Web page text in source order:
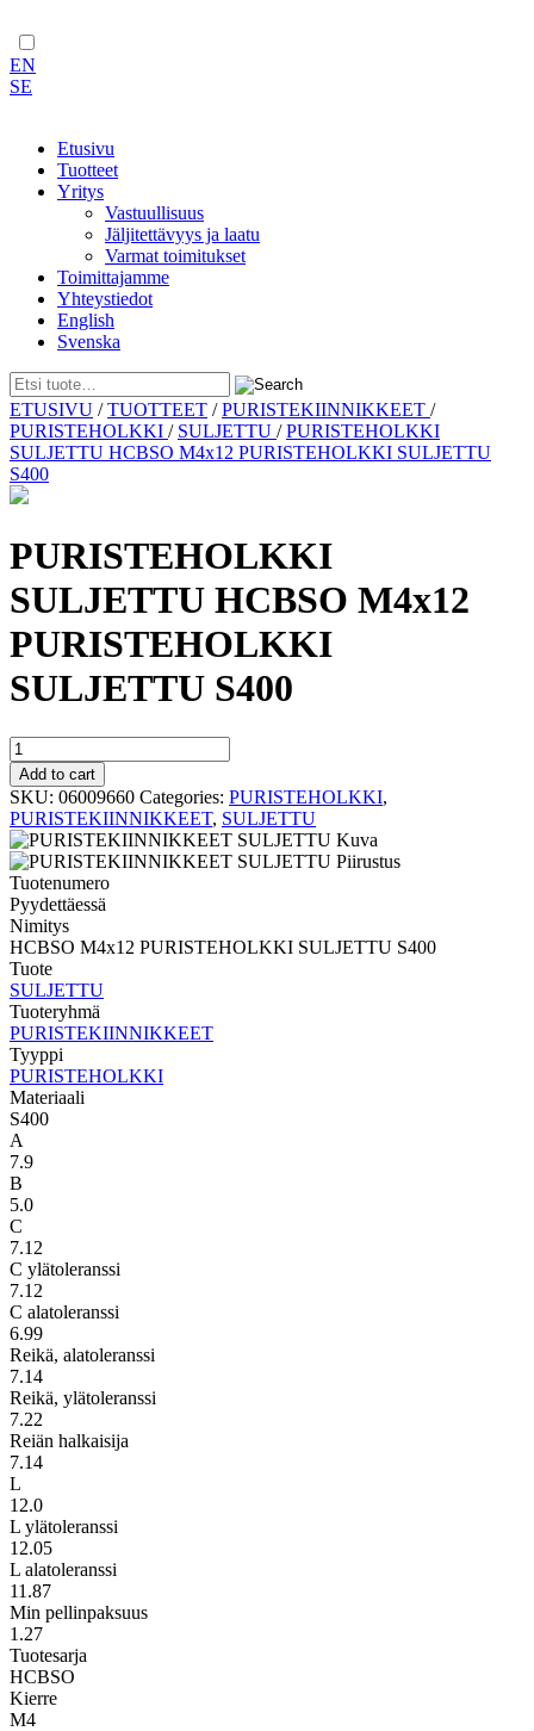
EN
SE
Etusivu
Tuotteet
Yritys
Vastuullisuus
Jäljitettävyys ja laatu
Varmat toimitukset
Toimittajamme
Yhteystiedot
English
Svenska
Skip
to
content
ETUSIVU /TUOTTEET /PURISTEKIINNIKKEET /
PURISTEHOLKKI / SULJETTU /PURISTEHOLKKI
SULJETTU HCBSO M4x12 PURISTEHOLKKI SULJETTU
S400
PURISTEHOLKKI
SULJETTU HCBSO M4x12
PURISTEHOLKKI
SULJETTU S400
PURISTEHOLKKI
SULJETTU
HCBSO
M4x12
PURISTEHOLKKI
SULJETTU
S400
quantity
Add to cart
SKU: 06009660 Categories: PURISTEHOLKKI,
PURISTEKIINNIKKEET, SULJETTU
Tuotenumero
Pyydettäessä
Nimitys
HCBSO M4x12 PURISTEHOLKKI SULJETTU S400
Tuote
SULJETTU
Tuoteryhmä
PURISTEKIINNIKKEET
Tyyppi
PURISTEHOLKKI
Materiaali
S400
A
7.9
B
5.0
C
7.12
C ylätoleranssi
7.12
C alatoleranssi
6.99
Reikä, alatoleranssi
7.14
Reikä, ylätoleranssi
7.22
Reiän halkaisija
7.14
L
12.0
L ylätoleranssi
12.05
L alatoleranssi
11.87
Min pellinpaksuus
1.27
Tuotesarja
HCBSO
Kierre
M4